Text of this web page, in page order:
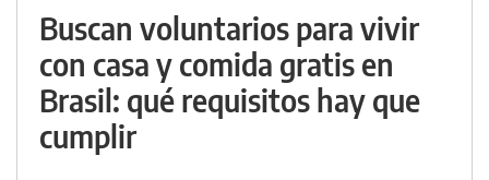
Buscan voluntarios para vivir
con casa y comida gratis en
Brasil: qué requisitos hay que
cumplir